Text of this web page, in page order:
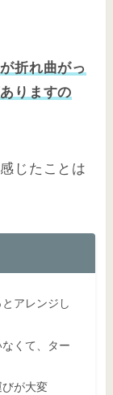
折れ曲がっ
りますの
じたことは
アレンジし
くて、ター
が大変